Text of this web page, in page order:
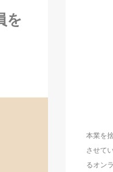
を
本業を
させて
るオン